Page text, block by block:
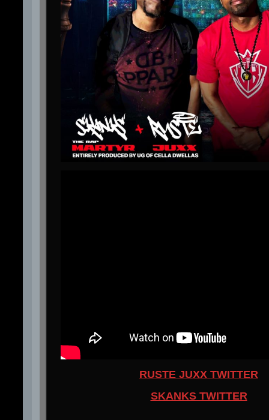
RUSTE JUXX TWITTER
SKANKS TWITTER